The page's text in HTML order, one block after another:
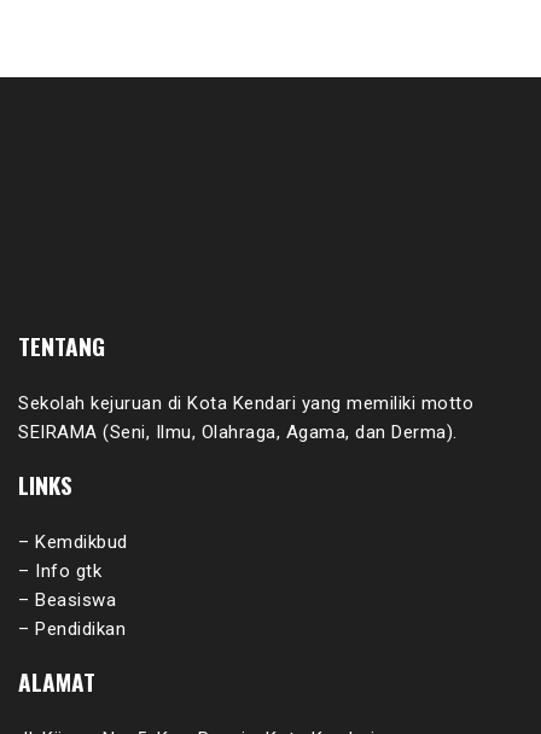
TENTANG
Sekolah kejuruan di Kota Kendari yang memiliki motto
SEIRAMA (Seni, Ilmu, Olahraga, Agama, dan Derma).
LINKS
– Kemdikbud
– Info gtk
– Beasiswa
– Pendidikan
ALAMAT